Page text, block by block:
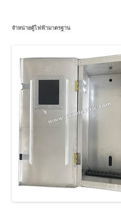
จำหน่ายตู้ไฟฟ้ามาตรฐาน